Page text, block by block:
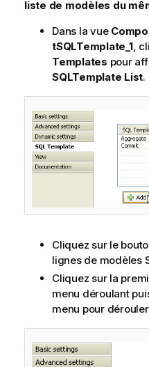
liste de modèles du
Dans la vue
tSQLTemplate_1,
Templates pour
SQLTemplate List.
Cliquez sur le
lignes de modèles
Cliquez sur la
menu déroulant
menu pour